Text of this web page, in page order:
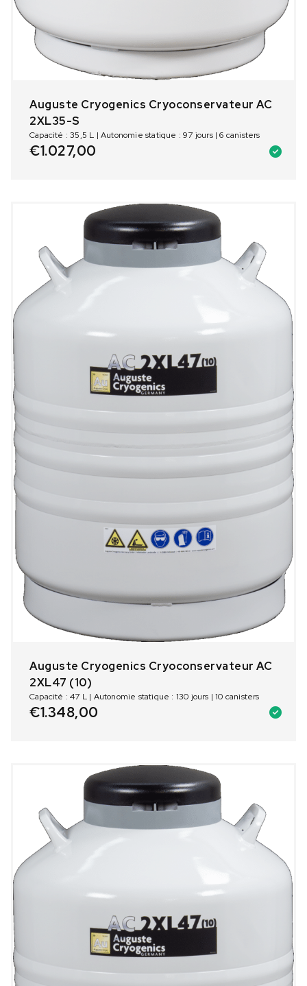
Auguste Cryogenics Cryoconservateur AC
2XL35-S
Capacité : 35,5 L | Autonomie statique : 97 jours | 6 canisters
€1.027,00
Auguste Cryogenics Cryoconservateur AC
2XL47 (10)
Capacité : 47 L | Autonomie statique : 130 jours | 10 canisters
€1.348,00